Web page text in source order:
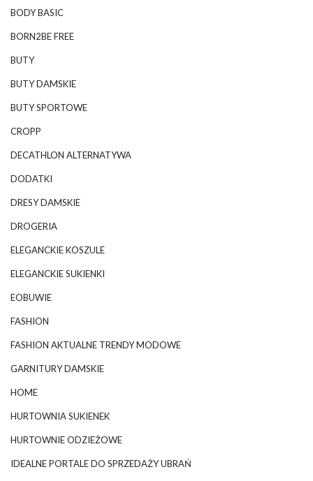
BODY BASIC
BORN2BE FREE
BUTY
BUTY DAMSKIE
BUTY SPORTOWE
CROPP
DECATHLON ALTERNATYWA
DODATKI
DRESY DAMSKIE
DROGERIA
ELEGANCKIE KOSZULE
ELEGANCKIE SUKIENKI
EOBUWIE
FASHION
FASHION AKTUALNE TRENDY MODOWE
GARNITURY DAMSKIE
HOME
HURTOWNIA SUKIENEK
HURTOWNIE ODZIEŻOWE
IDEALNE PORTALE DO SPRZEDAŻY UBRAŃ